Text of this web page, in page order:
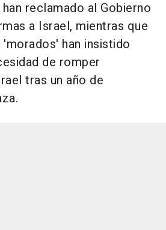
reclamado al Gobierno
a Israel, mientras que
han insistido
de romper
tras un año de